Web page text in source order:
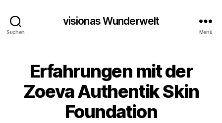
Suchen
visionas Wunderwelt
Menü
Erfahrungen mit der
Zoeva Authentik Skin
Foundation